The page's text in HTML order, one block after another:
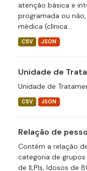
atenção básica e
programada ou
médica (clínica...
CSV JSON
Unidade de
Unidade de
CSV JSON
Relação de
Contém a relação
categoria de
de ILPIs, Idosos de